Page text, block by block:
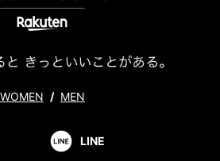
WOMEN / MEN
LINE